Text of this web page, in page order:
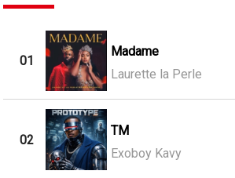
01
Madame
Laurette la Perle
02
TM
Exoboy Kavy